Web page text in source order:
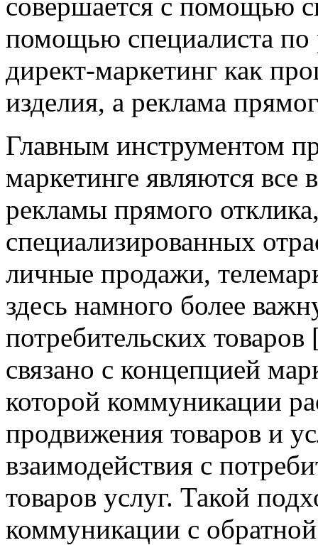
помощью специалиста
директ-маркетинг как
изделия, а реклама
Главным инструментом
маркетинге являются
рекламы прямого
специализированных
личные продажи,
здесь намного более
потребительских
связано с концепцией
которой коммуникации
продвижения товаров и
взаимодействия с
товаров услуг. Такой
коммуникации с